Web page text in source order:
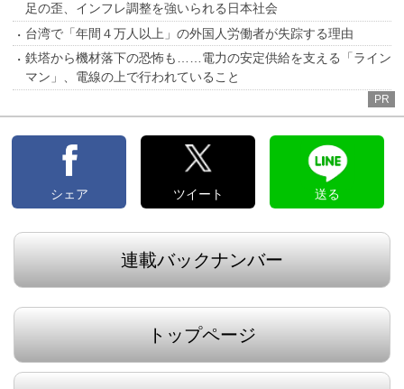
足の歪、インフレ調整を強いられる日本社会
台湾で「年間４万人以上」の外国人労働者が失踪する理由
鉄塔から機材落下の恐怖も……電力の安定供給を支える「ライン
マン」、電線の上で行われていること
PR
シェア ツイート 送る
連載バックナンバー
トップページ